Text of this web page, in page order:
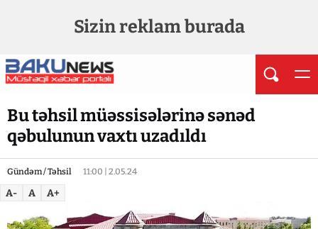
Sizin reklam burada
Bu təhsil müəssisələrinə sənəd
qəbulunun vaxtı uzadıldı
Gündəm / Təhsil 11:00 | 2.05.24
A- A A+